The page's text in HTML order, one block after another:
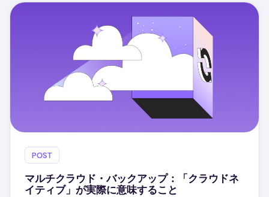
POST
マルチクラウド・バックアップ：「クラウドネ
イティブ」が実際に意味すること